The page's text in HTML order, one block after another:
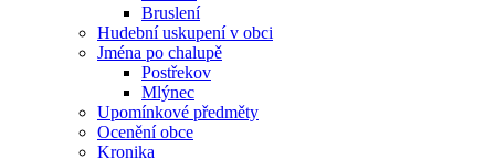
Bruslení
Hudební uskupení v obci
Jména po chalupě
Postřekov
Mlýnec
Upomínkové předměty
Ocenění obce
Kronika